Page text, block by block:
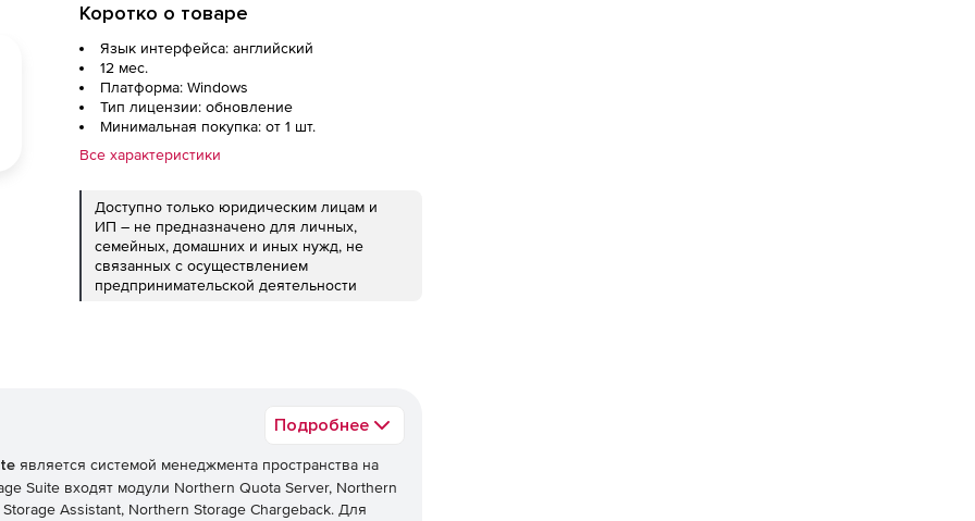
Коротко о товаре
Язык интерфейса: английский
12 мес.
Платформа: Windows
Тип лицензии: обновление
Минимальная покупка: от 1 шт.
Все характеристики
Доступно только юридическим лицам и
ИП – не предназначено для личных,
семейных, домашних и иных нужд, не
связанных с осуществлением
предпринимательской деятельности
Подробнее
является системой менеджмента пространства на
Suite входят модули Northern Quota Server, Northern
Assistant, Northern Storage Chargeback. Для